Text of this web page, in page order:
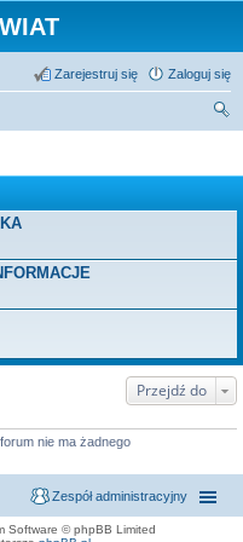
Zaloguj się
Zarejestruj się
Przejdź do
nie ma żadnego
Zespół administracyjny
Software © phpBB Limited